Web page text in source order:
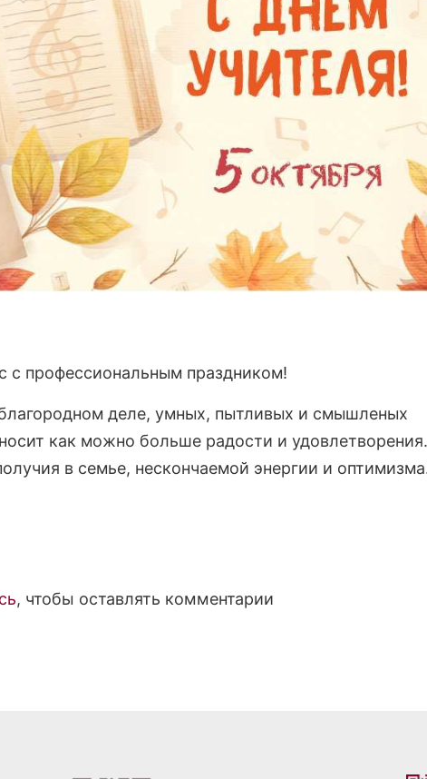
с профессиональным праздником!
деле, умных, пытливых и смышленых
как можно больше радости и удовлетворения.
в семье, нескончаемой энергии и
, чтобы оставлять комментарии